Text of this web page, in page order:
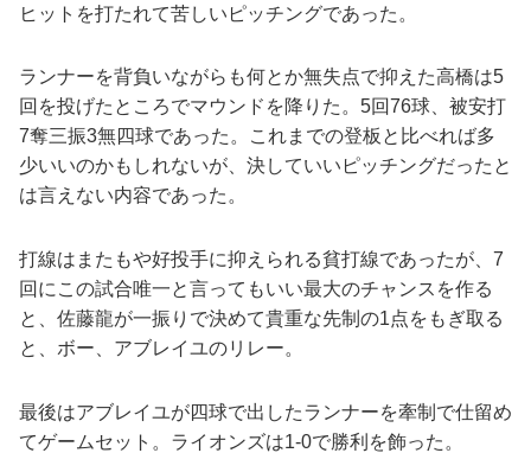
ヒットを打たれて苦しいピッチングであった。
ランナーを背負いながらも何とか無失点で抑えた高橋は5
回を投げたところでマウンドを降りた。5回76球、被安打
7奪三振3無四球であった。これまでの登板と比べれば多
少いいのかもしれないが、決していいピッチングだったと
は言えない内容であった。
打線はまたもや好投手に抑えられる貧打線であったが、7
回にこの試合唯一と言ってもいい最大のチャンスを作る
と、佐藤龍が一振りで決めて貴重な先制の1点をもぎ取る
と、ボー、アブレイユのリレー。
最後はアブレイユが四球で出したランナーを牽制で仕留め
てゲームセット。ライオンズは1-0で勝利を飾った。